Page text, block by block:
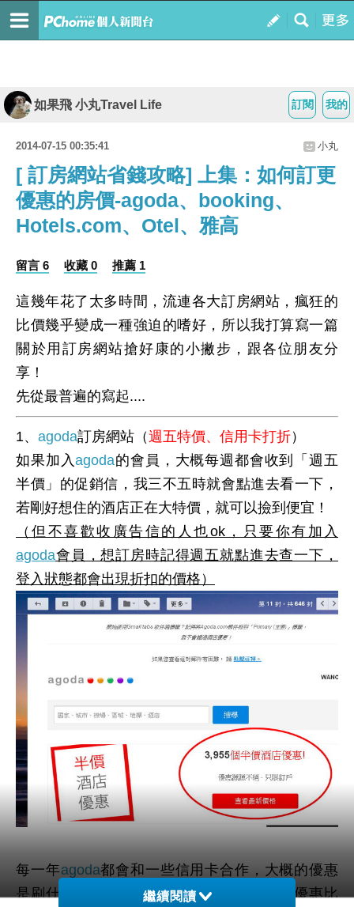
我的
訂閱
如果飛 小丸Travel Life
2014-07-15 00:35:41 小丸
[ 訂房網站省錢攻略] 上集：如何訂更
優惠的房價-agoda、booking、
Hotels.com、Otel、雅高
留言 6 收藏 0 推薦 1
這幾年花了太多時間，流連各大訂房網站，瘋狂的
比價幾乎變成一種強迫的嗜好，所以我打算寫一篇
關於用 訂房網站搶好康的小撇步 ，跟各位朋友分
享！
先從最普遍的寫起....
1、 agoda訂房網站（週五特價、信用卡打折）
如果加入agoda的會員，大概每週都會收到「週五
半價 」的促銷信，我三不五時就會點進去看一下，
若剛好想住的酒店正在大特價，就可以撿到便宜！
（但不喜歡收廣告信的人也ok，只要你有加入
agoda會員，想訂房時記得週五就點進去查一下，
登入狀態都會出現折扣的價格）
每一年agoda都會和一些信用卡合作，大概的優惠
是刷什麼卡，打93~95折的折扣！今年有個優惠比
繼續閱讀